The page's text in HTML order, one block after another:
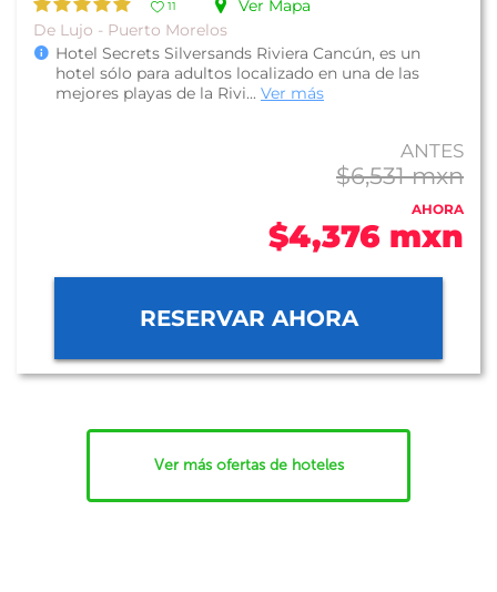
11
Ver Mapa
De Lujo - Puerto Morelos
Hotel Secrets Silversands Riviera Cancún, es un
hotel sólo para adultos localizado en una de las
mejores playas de la Rivi... Ver más
ANTES
$6,531 mxn
AHORA
$4,376 mxn
RESERVAR AHORA
Ver más ofertas de hoteles